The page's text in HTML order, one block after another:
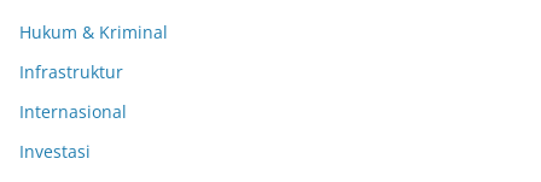
Hukum & Kriminal
Infrastruktur
Internasional
Investasi